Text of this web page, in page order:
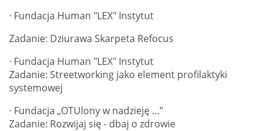
· Fundacja Human "LEX" Instytut
Zadanie: Dziurawa Skarpeta Refocus
· Fundacja Human "LEX" Instytut
Zadanie: Streetworking jako element profilaktyki
systemowej
· Fundacja „OTUlony w nadzieję …”
Zadanie: Rozwijaj się - dbaj o zdrowie